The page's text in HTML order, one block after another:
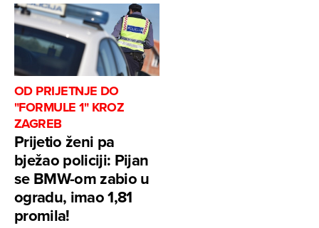
OD PRIJETNJE DO
"FORMULE 1" KROZ
ZAGREB
Prijetio ženi pa
bježao policiji: Pijan
se BMW-om zabio u
ogradu, imao 1,81
promila!